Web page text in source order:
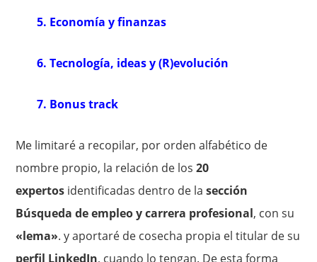
5. Economía y finanzas
6. Tecnología, ideas y (R)evolución
7. Bonus track
Me limitaré a recopilar, por orden alfabético de
nombre propio, la relación de los20
expertos identificadas dentro de lasección
Búsqueda de empleo y carrera profesional, con su
«lema». y aportaré de cosecha propia el titular de su
perfil LinkedIn, cuando lo tengan. De esta forma